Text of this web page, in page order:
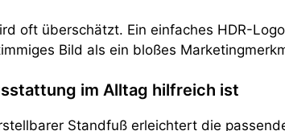
oft überschätzt. Ein einfaches HDR-
Bild als ein bloßes
im Alltag hilfreich ist
Standfuß erleichtert die